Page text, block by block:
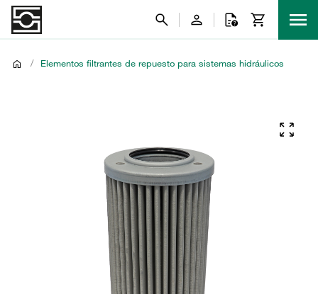
/ Elementos filtrantes de repuesto para sistemas hidráulicos